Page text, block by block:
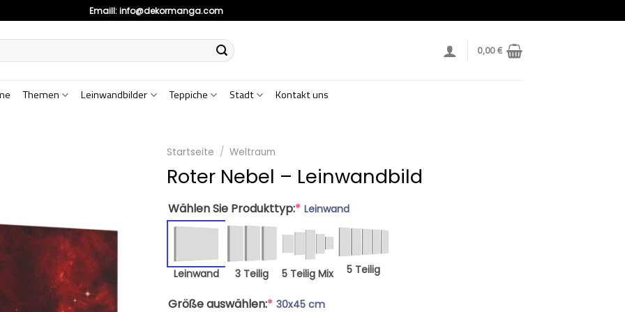
Emaill:info@dekormanga.com
0,00€
Themen Leinwandbilder Teppiche Stadt Kontakt uns
Startseite / Weltraum
Roter Nebel – Leinwandbild
Wählen Sie Produkttyp:* Leinwand
Leinwand 3 Teilig 5 Teilig Mix 5 Teilig
Größe auswählen:* 30x45 cm